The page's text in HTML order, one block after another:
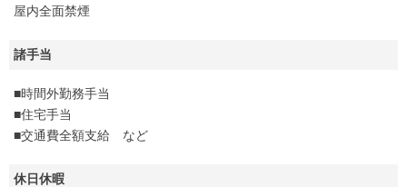
屋内全面禁煙
諸手当
■時間外勤務手当
■住宅手当
■交通費全額支給 など
休日休暇